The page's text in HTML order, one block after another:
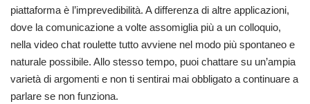
piattaforma è l’imprevedibilità. A differenza di altre applicazioni,
dove la comunicazione a volte assomiglia più a un colloquio,
nella video chat roulette tutto avviene nel modo più spontaneo e
naturale possibile. Allo stesso tempo, puoi chattare su un’ampia
varietà di argomenti e non ti sentirai mai obbligato a continuare a
parlare se non funziona.